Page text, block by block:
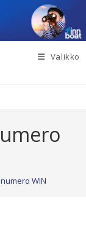
Valikko
WIN